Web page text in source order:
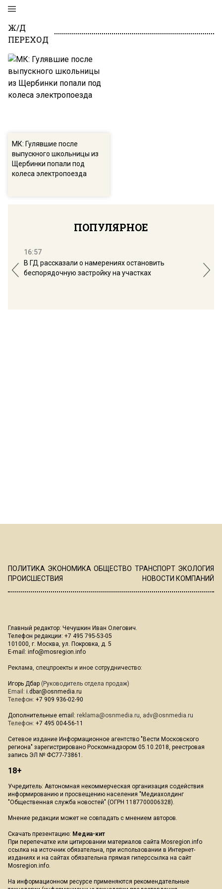
Ж/Д
ПЕРЕХОД
МК: Гулявшие после
выпускного школьницы из
Щербинки попали под
колеса электропоезда
ПОПУЛЯРНОЕ
16:57
В ГД рассказали о намерениях остановить
беспорядочную застройку на участках
ПОЛИТИКА ЭКОНОМИКА ОБЩЕСТВО ТРАНСПОРТ ЭКОЛОГИЯ
ПРОИСШЕСТВИЯ
НОВОСТИ КОМПАНИЙ
Главный редактор: Чечушкин Иван Олегович.
Телефон редакции: +7 495 795-53-05
101000, г. Москва, ул. Покровка, д. 5
E-mail: info@mosregion.info
Реклама, спецпроекты и иное сотрудничество:
Игорь Дбар (Руководитель отдела продаж)
Email: i.dbar@osnmedia.ru
Телефон: +7 909 936-02-90
Дополнительные email: reklama@osnmedia.ru, adv@osnmedia.ru
Телефон: +7 495 004-56-11
Сетевое издание Информационное агентство "Вести Московского
региона" зарегистрировано Роскомнадзором 05.10.2018, реестровая
запись ЭЛ № ФС77-73861.
18+
Учредитель: Автономная некоммерческая организация содействия
информированию и просвещению населения "Медиахолдинг
"Общественная служба новостей" (ОГРН 1187700006328).
Мнение редакции может не совпадать с мнением авторов.
Скачать презентацию: Медиа-кит
При перепечатке или цитировании материалов сайта Mosregion.info
ссылка на источник обязательна, при использовании в Интернет-
изданиях и на сайтах обязательна прямая гиперссылка на сайт
Mosregion.info.
На информационном ресурсе применяются рекомендательные